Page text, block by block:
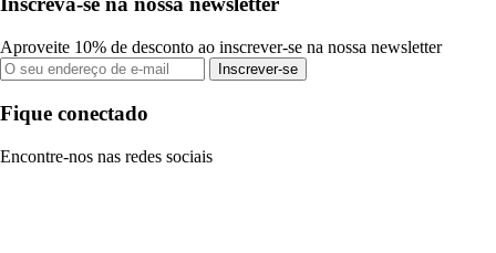
Aproveite 10% de desconto ao inscrever-se na nossa newsletter
Inscrever-se
Fique conectado
Encontre-nos nas redes sociais